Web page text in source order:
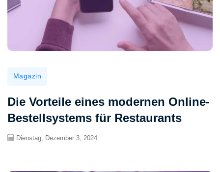
Magazin
Die Vorteile eines modernen Online-
Bestellsystems für Restaurants
Dienstag, Dezember 3, 2024